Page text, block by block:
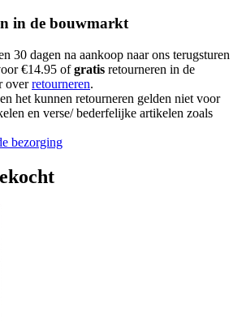
in de bouwmarkt
30 dagen na aankoop naar ons terugsturen
€14.95 ofgratis retourneren in de
overretourneren.
het kunnen retourneren gelden niet voor
en verse/ bederfelijke artikelen zoals
bezorging